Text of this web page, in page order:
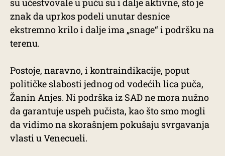
su učestvovale u puču su i dalje aktivne, što je
znak da uprkos podeli unutar desnice
ekstremno krilo i dalje ima „snage“ i podršku na
terenu.
Postoje, naravno, i kontraindikacije, poput
političke slabosti jednog od vodećih lica puča,
Žanin Anjes. Ni podrška iz SAD ne mora nužno
da garantuje uspeh pučista, kao što smo mogli
da vidimo na skorašnjem pokušaju svrgavanja
vlasti u Venecueli.